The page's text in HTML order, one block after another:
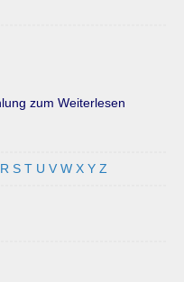
R S T U V W X Y Z